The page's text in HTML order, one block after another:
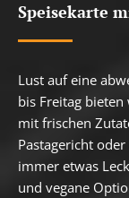
Speisekarte
Lust auf eine
bis Freitag bieten
mit frischen
Pastagericht
immer etwas
und vegane